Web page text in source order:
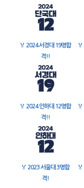
🏅 2024 서경대 19명합
격!!
🏅
🏅 2024 인하대 12명합
격!!
🏅
🏅 2023 서울대 3명합
격!
🏅